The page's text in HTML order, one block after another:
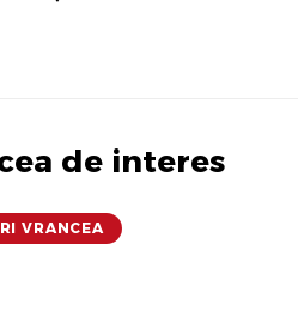
de interes
VRANCEA